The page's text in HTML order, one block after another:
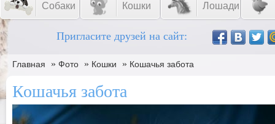
Собаки Кошки Лошади
Пригласите друзей на сайт:
Главная » Фото » Кошки » Кошачья забота
Кошачья забота